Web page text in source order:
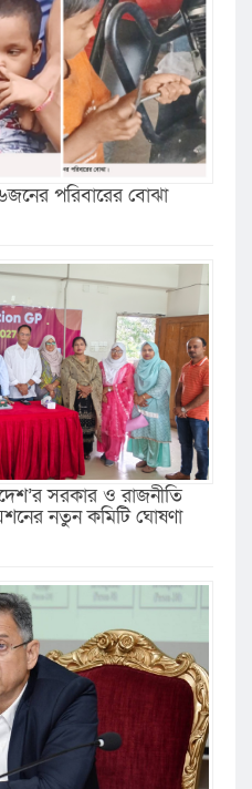
পরিবারের বোঝা
সরকার ও রাজনীতি
নতুন কমিটি ঘোষণা